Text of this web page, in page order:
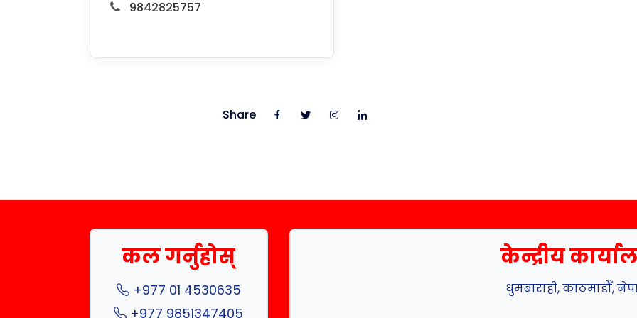
9842825757
Share
कल गर्नुहोस्
+977 01 4530635
+977 9851347405
केन्द्रीय
धुमबाराही, काठमाडौँ,